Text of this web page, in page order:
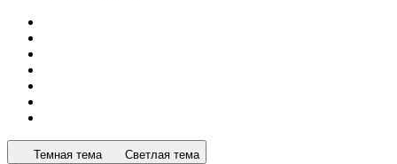
Темная тема Светлая тема